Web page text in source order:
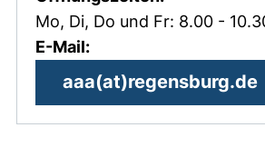
Mo, Di, Do und Fr: 8.00 -
E-Mail:
aaa​(at)​regensburg.de